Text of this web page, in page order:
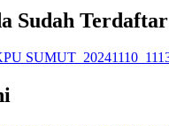
Sudah